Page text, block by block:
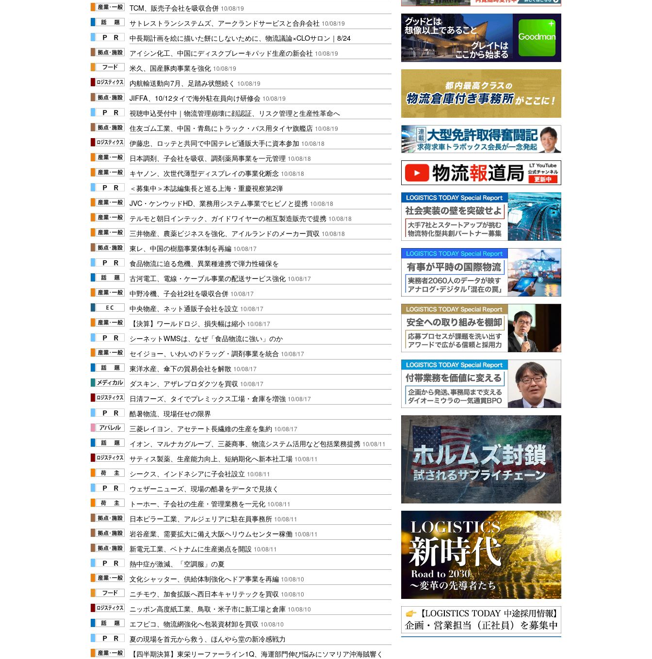
TCM、販売子会社を吸収合併 10/08/19
サトレストランシステムズ、アークランドサービスと合弁会社 10/08/19
中長期計画を絵に描いた餅にしないために、物流議論×CLOサロン｜8/24
アイシン化工、中国にディスクブレーキパッド生産の新会社 10/08/19
米久、国産豚肉事業を強化 10/08/19
内航輸送動向7月、足踏み状態続く 10/08/19
JIFFA、10/12タイで海外駐在員向け研修会 10/08/19
視聴申込受付中｜物流管理崩壊に顔認証、リスク管理と生産性革命へ
住友ゴム工業、中国・青島にトラック・バス用タイヤ旗艦店 10/08/19
伊藤忠、ロッテと共同で中国テレビ通販大手に資本参加 10/08/18
日本調剤、子会社を吸収、調剤薬局事業を一元管理 10/08/18
キヤノン、次世代薄型ディスプレイの事業化断念 10/08/18
＜募集中＞本誌編集長と巡る上海・重慶視察第2弾
JVC・ケンウッドHD、業務用システム事業でヒビノと提携 10/08/18
テルモと朝日インテック、ガイドワイヤーの相互製造販売で提携 10/08/18
三井物産、農薬ビジネスを強化、アイルランドのメーカー買収 10/08/18
東レ、中国の樹脂事業体制を再編 10/08/17
食品物流に迫る危機、異業種連携で弾力性確保を
古河電工、電線・ケーブル事業の配送サービス強化 10/08/17
中野冷機、子会社2社を吸収合併 10/08/17
中央物産、ネット通販子会社を設立 10/08/17
【決算】ワールドロジ、損失幅は縮小 10/08/17
シーネットWMSは、なぜ「食品物流に強い」のか
セイジョー、いわいのドラッグ・調剤事業を統合 10/08/17
東洋水産、傘下の貿易会社を解散 10/08/17
ダスキン、アザレプロダクツを買収 10/08/17
日清フーズ、タイでプレミックス工場・倉庫を増強 10/08/17
酷暑物流、現場任せの限界
三菱レイヨン、アセテート長繊維の生産を集約 10/08/17
イオン、マルナカグループ、三菱商事、物流システム活用など包括業務提携 10/08/11
サティス製薬、生産能力向上、短納期化へ新本社工場 10/08/11
シークス、インドネシアに子会社設立 10/08/11
ウェザーニューズ、現場の酷暑をデータで見抜く
トーホー、子会社の生産・管理業務を一元化 10/08/11
日本ピラー工業、アルジェリアに駐在員事務所 10/08/11
岩谷産業、需要拡大に備え大阪ヘリウムセンター稼働 10/08/11
新電元工業、ベトナムに生産拠点を開設 10/08/11
熱中症が激減、「空調服」の夏
文化シャッター、供給体制強化へドア事業を再編 10/08/10
ニチモウ、加食拡販へ西日本キャリテックを買収 10/08/10
ニッポン高度紙工業、鳥取・米子市に新工場と倉庫 10/08/10
エフピコ、物流網強化へ包装資材卸を買収 10/08/10
夏の現場を首元から救う、ほんやら堂の新冷感戦力
【四半期決算】東栄リーファーライン1Q、海運部門伸び悩みにソマリア沖海賊響く